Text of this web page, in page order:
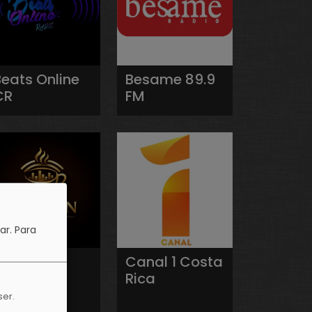
Online
Besame 89.9
FM
On
Canal 1 Costa
Rica
Para